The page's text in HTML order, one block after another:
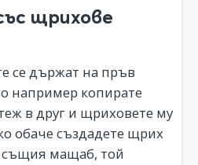
щрихове
се държат на пръв
например копирате
в друг и щриховете му
обаче създадете щрих
същия мащаб, той